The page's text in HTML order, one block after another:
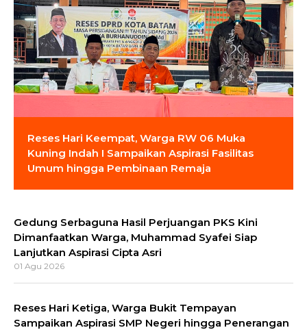
Reses Hari Keempat, Warga RW 06 Muka
Kuning Indah I Sampaikan Aspirasi Fasilitas
Umum hingga Pembinaan Remaja
Gedung Serbaguna Hasil Perjuangan PKS Kini
Dimanfaatkan Warga, Muhammad Syafei Siap
Lanjutkan Aspirasi Cipta Asri
01 Agu 2026
Reses Hari Ketiga, Warga Bukit Tempayan
Sampaikan Aspirasi SMP Negeri hingga Penerangan